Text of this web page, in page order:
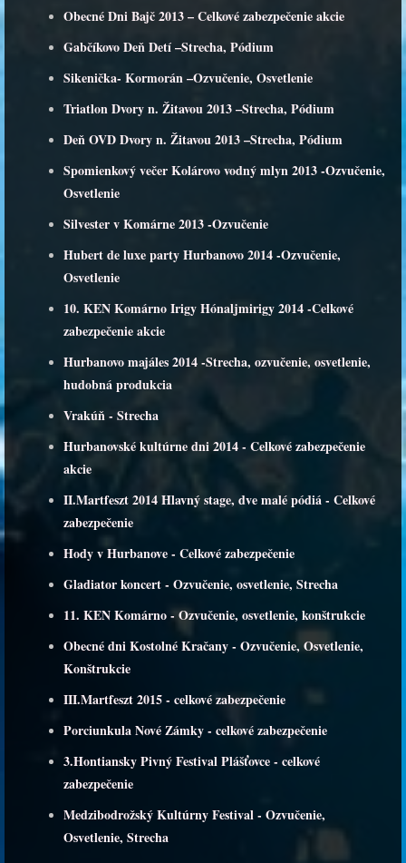
Obecné Dni Bajč 2013 – Celkové zabezpečenie akcie
Gabčíkovo Deň Detí –Strecha, Pódium
Sikenička- Kormorán –Ozvučenie, Osvetlenie
Triatlon Dvory n. Žitavou 2013 –Strecha, Pódium
Deň OVD Dvory n. Žitavou 2013 –Strecha, Pódium
Spomienkový večer Kolárovo vodný mlyn 2013 -Ozvučenie,
Osvetlenie
Silvester v Komárne 2013 -Ozvučenie
Hubert de luxe party Hurbanovo 2014 -Ozvučenie,
Osvetlenie
10. KEN Komárno Irigy Hónaljmirigy 2014 -Celkové
zabezpečenie akcie
Hurbanovo majáles 2014 -Strecha, ozvučenie, osvetlenie,
hudobná produkcia
Vrakúň - Strecha
Hurbanovské kultúrne dni 2014 - Celkové zabezpečenie
akcie
II.Martfeszt 2014 Hlavný stage, dve malé pódiá - Celkové
zabezpečenie
Hody v Hurbanove - Celkové zabezpečenie
Gladiator koncert - Ozvučenie, osvetlenie, Strecha
11. KEN Komárno - Ozvučenie, osvetlenie, konštrukcie
Obecné dni Kostolné Kračany - Ozvučenie, Osvetlenie,
Konštrukcie
III.Martfeszt 2015 - celkové zabezpečenie
Porciunkula Nové Zámky - celkové zabezpečenie
3.Hontiansky Pivný Festival Plášťovce - celkové
zabezpečenie
Medzibodrožský Kultúrny Festival - Ozvučenie,
Osvetlenie, Strecha